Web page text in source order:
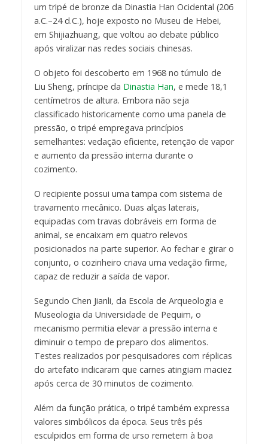
um tripé de bronze da Dinastia Han Ocidental (206
a.C.–24 d.C.), hoje exposto no Museu de Hebei,
em Shijiazhuang, que voltou ao debate público
após viralizar nas redes sociais chinesas.
O objeto foi descoberto em 1968 no túmulo de
Liu Sheng, príncipe da Dinastia Han, e mede 18,1
centímetros de altura. Embora não seja
classificado historicamente como uma panela de
pressão, o tripé empregava princípios
semelhantes: vedação eficiente, retenção de vapor
e aumento da pressão interna durante o
cozimento.
O recipiente possui uma tampa com sistema de
travamento mecânico. Duas alças laterais,
equipadas com travas dobráveis em forma de
animal, se encaixam em quatro relevos
posicionados na parte superior. Ao fechar e girar o
conjunto, o cozinheiro criava uma vedação firme,
capaz de reduzir a saída de vapor.
Segundo Chen Jianli, da Escola de Arqueologia e
Museologia da Universidade de Pequim, o
mecanismo permitia elevar a pressão interna e
diminuir o tempo de preparo dos alimentos.
Testes realizados por pesquisadores com réplicas
do artefato indicaram que carnes atingiam maciez
após cerca de 30 minutos de cozimento.
Além da função prática, o tripé também expressa
valores simbólicos da época. Seus três pés
esculpidos em forma de urso remetem à boa